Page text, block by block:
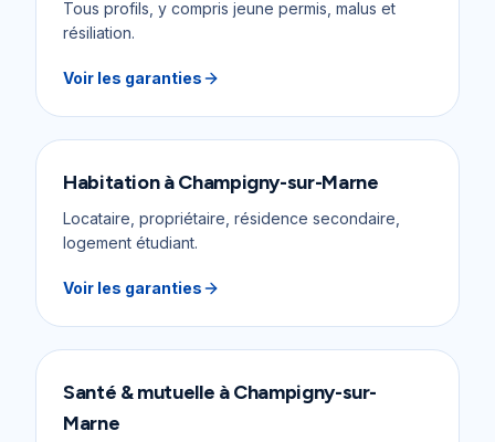
Tous profils, y compris jeune permis, malus et
résiliation.
Voir les garanties
HabitationàChampigny-sur-Marne
Locataire, propriétaire, résidence secondaire,
logement étudiant.
Voir les garanties
Santé & mutuelle àChampigny-sur-
Marne